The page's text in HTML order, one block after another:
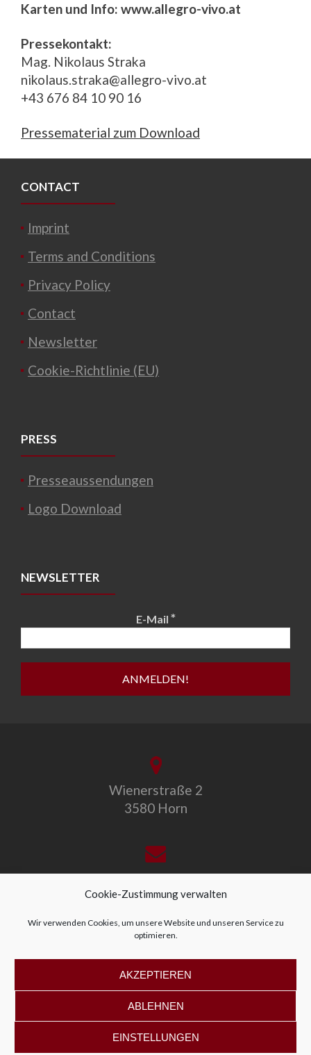
Cookie-Zustimmung verwalten
Wir verwenden Cookies, um unsere Website und unseren Service zu
optimieren.
AKZEPTIEREN
ABLEHNEN
EINSTELLUNGEN
Karten und Info: www.allegro-vivo.at
Pressekontakt:
Mag. Nikolaus Straka
nikolaus.straka@allegro-vivo.at
+43 676 84 10 90 16
Pressematerial zum Download
CONTACT
Imprint
Terms and Conditions
Privacy Policy
Contact
Newsletter
Cookie-Richtlinie (EU)
PRESS
Presseaussendungen
Logo Download
NEWSLETTER
E-Mail *
Wienerstraße 2
3580 Horn
office@allegro-vivo.at